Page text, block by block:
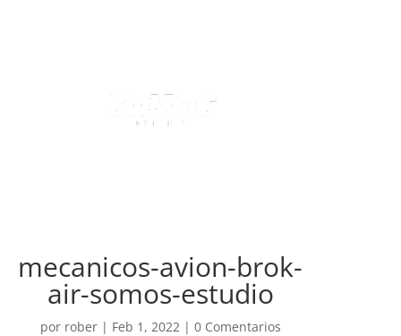
mecanicos-avion-brok-
air-somos-estudio
por rober| Feb 1, 2022| 0 Comentarios